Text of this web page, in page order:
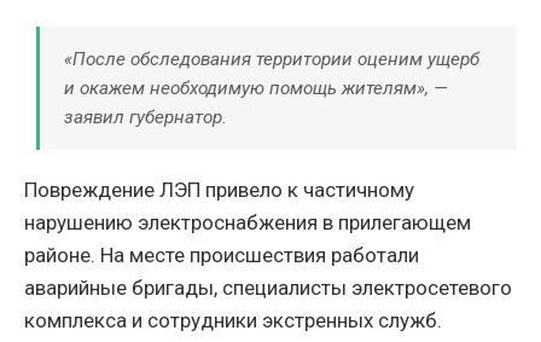
«После обследования территории оценим ущерб
и окажем необходимую помощь жителям», —
заявил губернатор.
Повреждение ЛЭП привело к частичному
нарушению электроснабжения в прилегающем
районе. На месте происшествия работали
аварийные бригады, специалисты электросетевого
комплекса и сотрудники экстренных служб.